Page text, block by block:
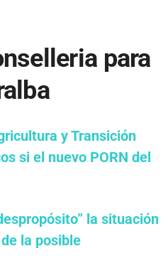
para
y Transición
si el nuevo PORN del
la situación
la posible